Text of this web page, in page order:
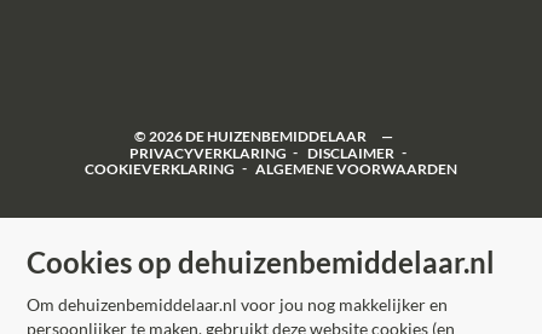
© 2026DE HUIZENBEMIDDELAAR
PRIVACYVERKLARING
DISCLAIMER
COOKIEVERKLARING
ALGEMENE VOORWAARDEN
Cookies op dehuizenbemiddelaar.nl
Om dehuizenbemiddelaar.nl voor jou nog makkelijker en
persoonlijker te maken, gebruikt deze website cookies (en